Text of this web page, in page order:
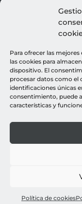
Para ofrecer las
las cookies para
dispositivo. El
procesar datos como el
identificaciones únicas
consentimiento, puede
características y
Política de cookies